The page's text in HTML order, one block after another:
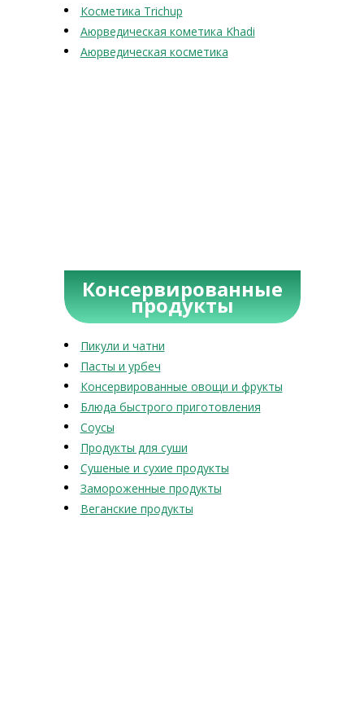
Косметика Trichup
Аюрведическая кометика Khadi
Аюрведическая косметика
Консервированные
продукты
Пикули и чатни
Пасты и урбеч
Консервированные овощи и фрукты
Блюда быстрого приготовления
Соусы
Продукты для суши
Сушеные и сухие продукты
Замороженные продукты
Веганские продукты